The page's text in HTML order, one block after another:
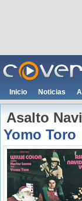
Inicio Noticias
Asalto
Yomo Toro